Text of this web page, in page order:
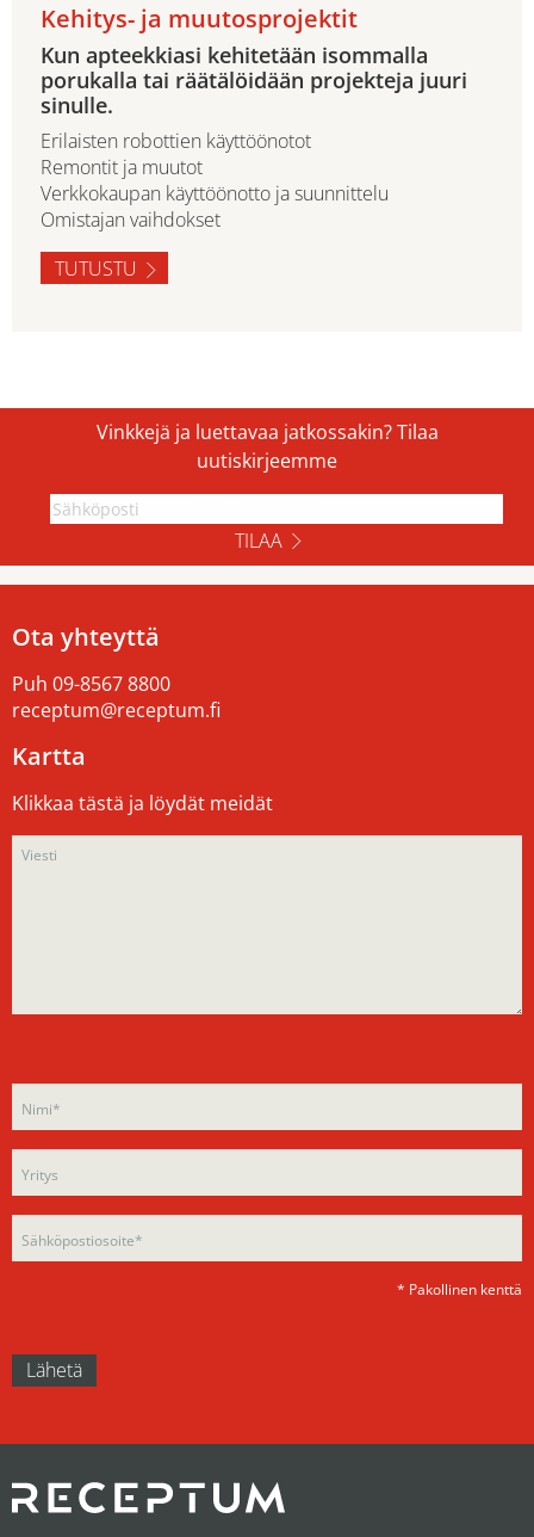
Kehitys- ja muutosprojektit
Kun apteekkiasi kehitetään isommalla
porukalla tai räätälöidään projekteja juuri
sinulle.
Erilaisten robottien käyttöönotot
Remontit ja muutot
Verkkokaupan käyttöönotto ja suunnittelu
Omistajan vaihdokset
TUTUSTU
Vinkkejä ja luettavaa jatkossakin? Tilaa
uutiskirjeemme
TILAA
Ota yhteyttä
Puh 09-8567 8800
receptum@receptum.fi
Kartta
Klikkaa tästä ja löydät meidät
leave
this
empty.
Please
leave
this
field
empty.
* Pakollinen kenttä